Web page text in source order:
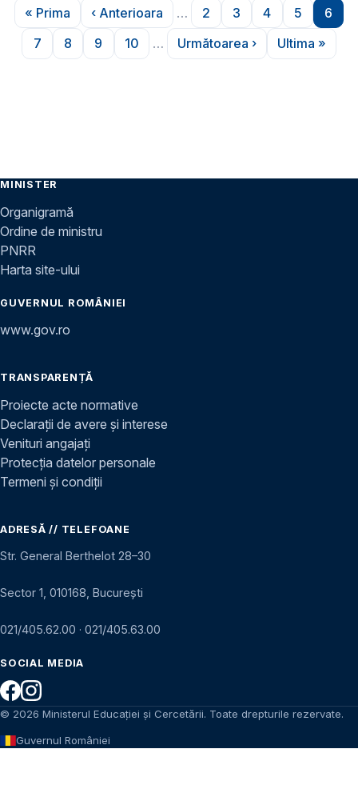
Paginare
Prima pagină
« Prima
Pagina anterioară
‹ Anterioara …
Pagina
2
Pagina
3
Pagina
4
Pagina
5 6
Pagina
7
Pagina
8
Pagina
9
Pagina
10 …
Pagina următoare
Următoarea ›
Ultima
Ultima »
MINISTER
Organigramă
Ordine de ministru
PNRR
Harta site-ului
GUVERNUL ROMÂNIEI
www.gov.ro
TRANSPARENȚĂ
Proiecte acte normative
Declarații de avere și interese
Venituri angajați
Protecția datelor personale
Termeni și condiții
ADRESĂ // TELEFOANE
Str. General Berthelot 28–30
Sector 1, 010168, București
021/405.62.00 · 021/405.63.00
SOCIAL MEDIA
© 2026 Ministerul Educației și Cercetării. Toate drepturile rezervate.
Guvernul României